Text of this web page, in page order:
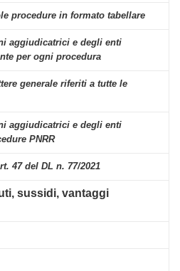
procedure in formato tabellare
aggiudicatrici e degli enti
per ogni procedura
generale riferiti a tutte le
aggiudicatrici e degli enti
PNRR
47 del DL n. 77/2021
sussidi, vantaggi